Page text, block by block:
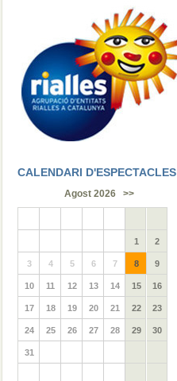
CALENDARI D'ESPECTACLES
Agost 2026 >>
1 2
3 4 5 6 7 8 9
10 11 12 13 14 15 16
17 18 19 20 21 22 23
24 25 26 27 28 29 30
31